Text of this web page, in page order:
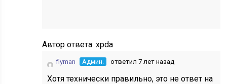
Автор ответа:xpda
flyman Админ. ответил 7 лет назад
Хотя технически правильно, это не ответ на